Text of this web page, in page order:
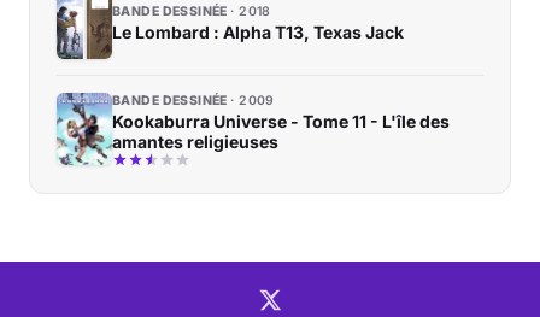
BANDE DESSINÉE 2018
Le Lombard : Alpha T13, Texas Jack
BANDE DESSINÉE 2009
Kookaburra Universe - Tome 11 - L'île des
amantes religieuses